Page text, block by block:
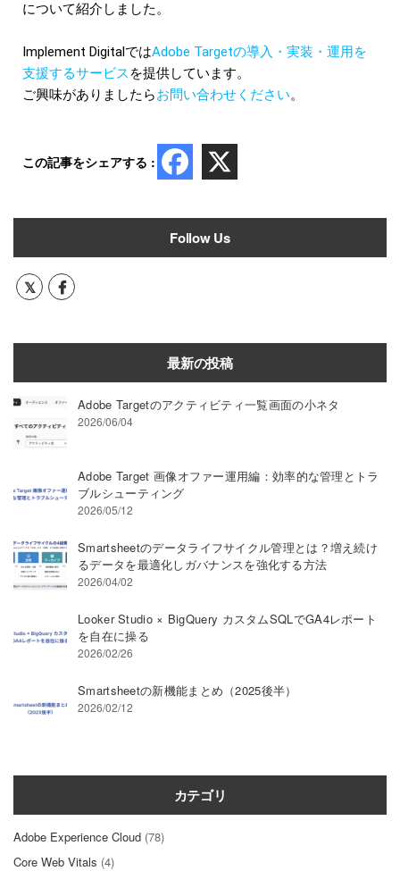
について紹介しました。
Implement DigitalではAdobe Targetの導入・実装・運用を
支援するサービス を提供しています。
ご興味がありましたらお問い合わせください。
この記事をシェアする :
Follow Us
最新の投稿
Adobe Targetのアクティビティ一覧画面の小ネタ
2026/06/04
Adobe Target 画像オファー運用編：効率的な管理とトラ
ブルシューティング
2026/05/12
Smartsheetのデータライフサイクル管理とは？増え続け
るデータを最適化しガバナンスを強化する方法
2026/04/02
Looker Studio × BigQuery カスタムSQLでGA4レポート
を自在に操る
2026/02/26
Smartsheetの新機能まとめ（2025後半）
2026/02/12
カテゴリ
Adobe Experience Cloud (78)
Core Web Vitals (4)